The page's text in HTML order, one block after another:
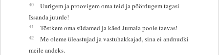
40
Uurigem ja proovigem oma teid ja pöördugem tagasi
Issanda juurde!
41 Tõstkem oma südamed ja käed Jumala poole taevas!
42
Me oleme üleastujad ja vastuhakkajad, sina ei andnudki
meile andeks.